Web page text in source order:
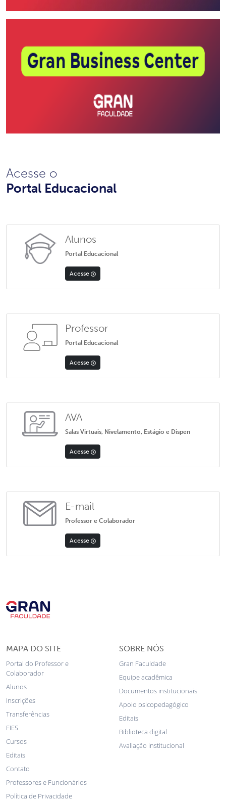
Acesse o
Portal Educacional
Alunos
Portal Educacional
Acesse
Professor
Portal Educacional
Acesse
AVA
Salas Virtuais, Nivelamento, Estágio e Dispen
Acesse
E-mail
Professor e Colaborador
Acesse
MAPA DO SITE
Portal do Professor e
Colaborador
Alunos
Inscrições
Transferências
FIES
Cursos
Editais
Contato
Professores e Funcionários
Política de Privacidade
SOBRE NÓS
Gran Faculdade
Equipe acadêmica
Documentos institucionais
Apoio psicopedagógico
Editais
Biblioteca digital
Avaliação institucional